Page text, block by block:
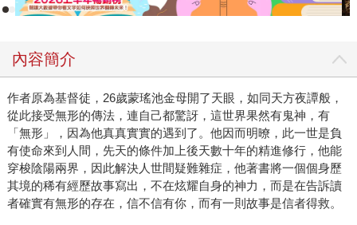
內容簡介
作者原為基督徒，26歲蒙瑤池金母開了天眼，如同天方夜譚般，
從此接受無形的傳法，連自己都驚訝，這世界果然有鬼神，有
「無形」，因為他真真實實的遇到了。他因而明暸，此一世是負
有使命來到人間，先天的條件加上後天數十年的精進修行，他能
穿梭陰陽兩界，因此解決人世間疑難雜症，他著書將一個個身歷
其境的稀有經歷故事寫出，不在炫耀自身的神力，而是在告訴讀
者確實有無形的存在，信不信有你，而有一則故事是信者得救。